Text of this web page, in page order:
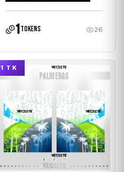
1tokens 26
1 TK